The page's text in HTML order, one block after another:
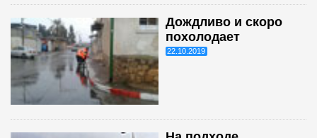
Дождливо и скоро
похолодает
22.10.2019